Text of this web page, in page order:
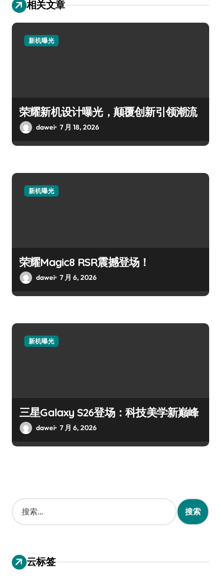
相关文章
新机曝光
荣耀新机设计曝光，颠覆创新引领潮流
dawei 7 月 18, 2026
新机曝光
荣耀Magic8 RSR震撼登场！
dawei 7 月 6, 2026
新机曝光
三星Galaxy S26登场：科技美学新巅峰
dawei 7 月 6, 2026
搜
索
：
云标签